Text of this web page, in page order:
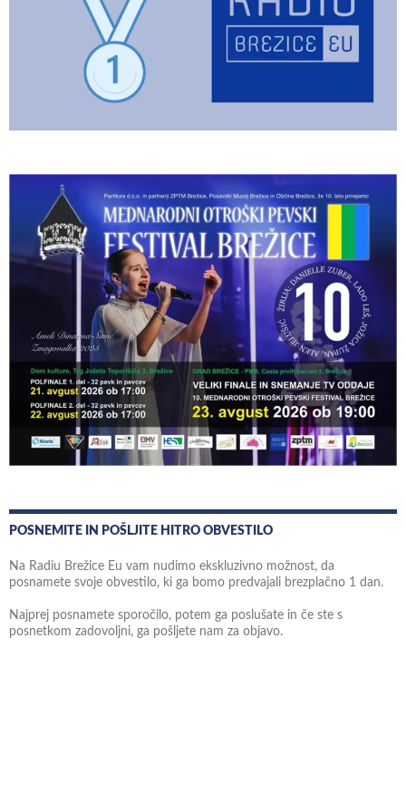
POSNEMITE IN POŠLJITE HITRO OBVESTILO
Na Radiu Brežice Eu vam nudimo ekskluzivno možnost, da
posnamete svoje obvestilo, ki ga bomo predvajali brezplačno 1 dan.
Najprej posnamete sporočilo, potem ga poslušate in če ste s
posnetkom zadovoljni, ga pošljete nam za objavo.